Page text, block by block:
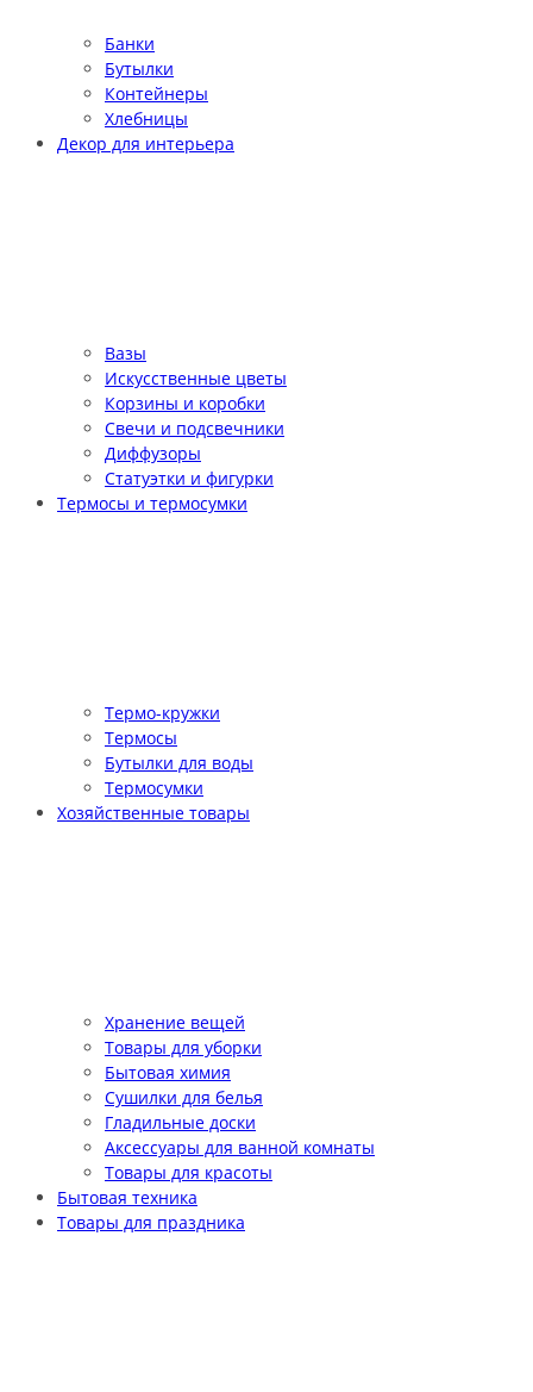
Банки
Бутылки
Контейнеры
Хлебницы
Декор для интерьера
Вазы
Искусственные цветы
Корзины и коробки
Свечи и подсвечники
Диффузоры
Статуэтки и фигурки
Термосы и термосумки
Термо-кружки
Термосы
Бутылки для воды
Термосумки
Хозяйственные товары
Хранение вещей
Товары для уборки
Бытовая химия
Сушилки для белья
Гладильные доски
Аксессуары для ванной комнаты
Товары для красоты
Бытовая техника
Товары для праздника